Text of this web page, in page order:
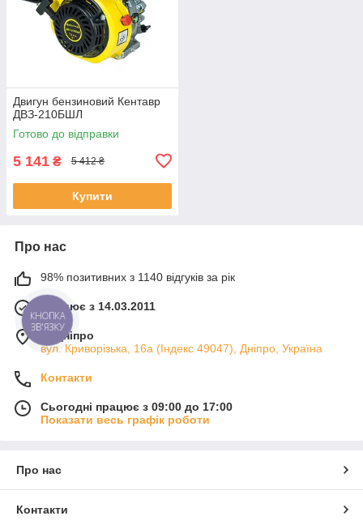
Двигун бензиновий Кентавр
ДВЗ-210БШЛ
Готово до відправки
5 141 ₴ 5 412 ₴
Купити
Про нас
98% позитивних з 1140 відгуків за рік
Працює з 14.03.2011
м. Дніпро
вул. Криворізька, 16а (Індекс 49047), Дніпро, Україна
Контакти
Сьогодні працює з 09:00 до 17:00
Показати весь графік роботи
Про нас
Контакти
КНОПКА
ЗВ'ЯЗКУ